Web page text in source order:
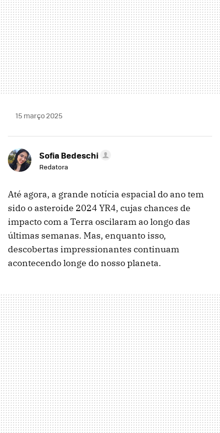
15 março 2025
Sofia Bedeschi
Redatora
Até agora, a grande notícia espacial do ano tem
sido o asteroide 2024 YR4, cujas chances de
impacto com a Terra oscilaram ao longo das
últimas semanas. Mas, enquanto isso,
descobertas impressionantes continuam
acontecendo longe do nosso planeta.